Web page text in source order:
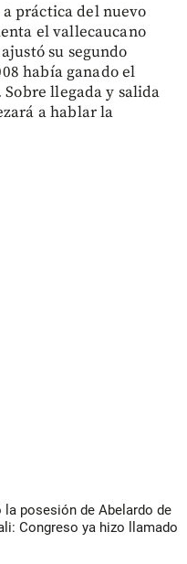
práctica del nuevo
el vallecaucano
su segundo
había ganado el
llegada y salida
a hablar la
la posesión de Abelardo de
Congreso ya hizo llamado